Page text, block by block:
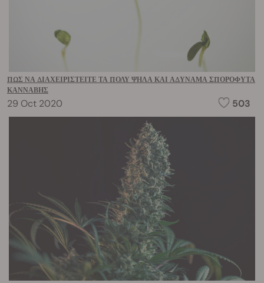
ΠΏΣ ΝΑ ΔΙΑΧΕΙΡΙΣΤΕΊΤΕ ΤΑ ΠΟΛΎ ΨΗΛΆ ΚΑΙ ΑΔΎΝΑΜΑ ΣΠΟΡΌΦΥΤΑ
ΚΆΝΝΑΒΗΣ
29 Oct 2020 503